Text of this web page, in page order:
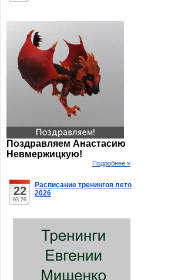
Поздравляем Анастасию
Невмержицкую!
Подробнее »
Расписание тренингов лето
2026
22
03.26